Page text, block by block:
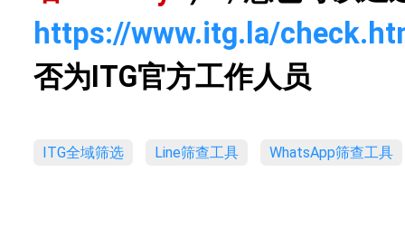
https://www.itg.la/
否为ITG官方工作人员
ITG全域筛选 Line筛查工具 WhatsApp筛查工具